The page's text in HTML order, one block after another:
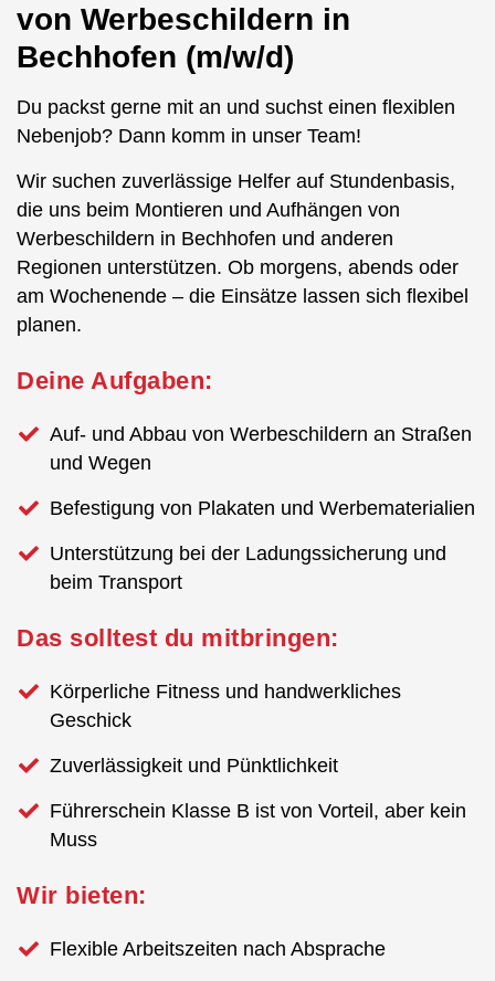
von Werbeschildern in
Bechhofen (m/w/d)
Du packst gerne mit an und suchst einen flexiblen
Nebenjob? Dann komm in unser Team!
Wir suchen zuverlässige Helfer auf Stundenbasis,
die uns beim Montieren und Aufhängen von
Werbeschildern in Bechhofen und anderen
Regionen unterstützen. Ob morgens, abends oder
am Wochenende – die Einsätze lassen sich flexibel
planen.
Deine Aufgaben:
Auf- und Abbau von Werbeschildern an Straßen
und Wegen
Befestigung von Plakaten und Werbematerialien
Unterstützung bei der Ladungssicherung und
beim Transport
Das solltest du mitbringen:
Körperliche Fitness und handwerkliches
Geschick
Zuverlässigkeit und Pünktlichkeit
Führerschein Klasse B ist von Vorteil, aber kein
Muss
Wir bieten:
Flexible Arbeitszeiten nach Absprache